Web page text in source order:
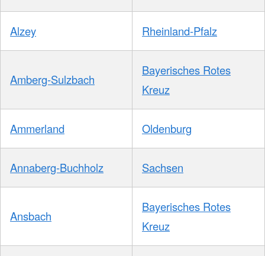
Alzey Rheinland-Pfalz
Amberg-Sulzbach
Bayerisches Rotes
Kreuz
Ammerland Oldenburg
Annaberg-Buchholz Sachsen
Ansbach
Bayerisches Rotes
Kreuz